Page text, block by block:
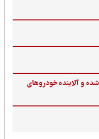
آلاینده خودروهای